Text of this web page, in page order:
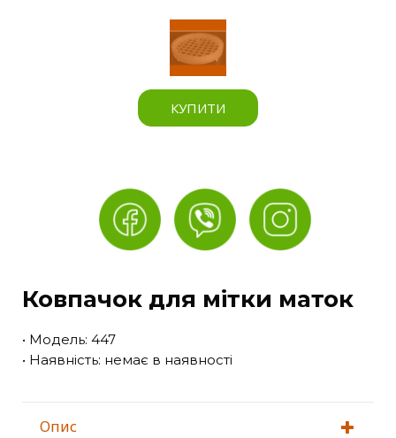
КУПИТИ
Ковпачок для мітки маток
• Модель: 447
• Наявність: немає в наявності
Опис